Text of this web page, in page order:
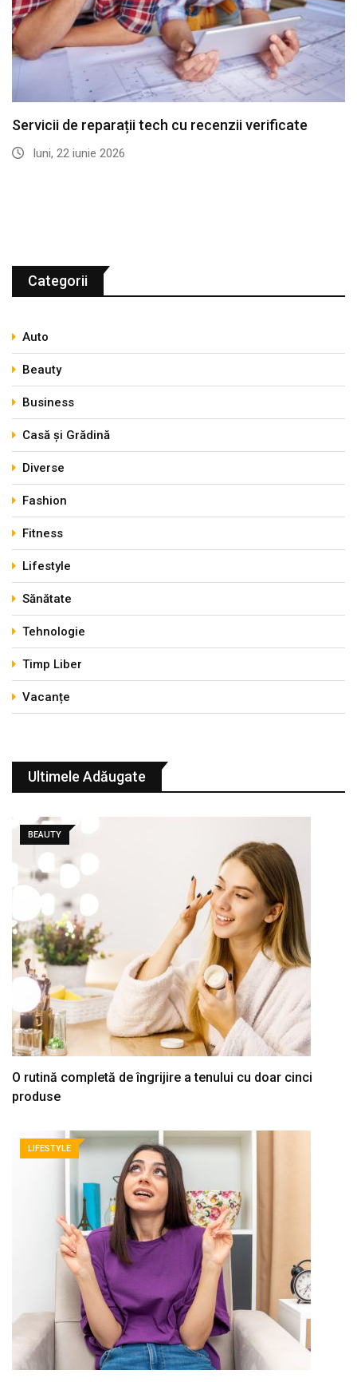
Servicii de reparații tech cu recenzii verificate
luni, 22 iunie 2026
Categorii
Auto
Beauty
Business
Casă și Grădină
Diverse
Fashion
Fitness
Lifestyle
Sănătate
Tehnologie
Timp Liber
Vacanțe
Ultimele Adăugate
BEAUTY
O rutină completă de îngrijire a tenului cu doar cinci
produse
LIFESTYLE